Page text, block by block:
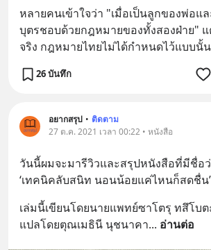
หลายคนเข้าใจว่า "เมื่อเป็นลูกของพ่อแ
บุตรชอบด้วยกฎหมายของทั้งสองฝ่าย"
จริง กฎหมายไทยไม่ได้กำหนดไว้แบบนั้น
26 บันทึก
อยากสรุป • ติดตาม
27 ต.ค. 2021 เวลา 00:22 • หนังสือ
วันนี้ผมจะมารีวิวและสรุปหนังสือที่มีชื่อ
‘เทคนิคลับสนิท นอนน้อยแค่ไหนก็สดชื่น’
เล่มนี้เขียนโดยนายแพทย์ซาโตรุ ทสึโบต
แปลโดยตุณเมธินี นุชนาคา... อ่านต่อ